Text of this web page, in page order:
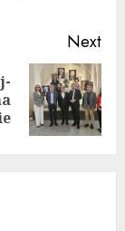
Next